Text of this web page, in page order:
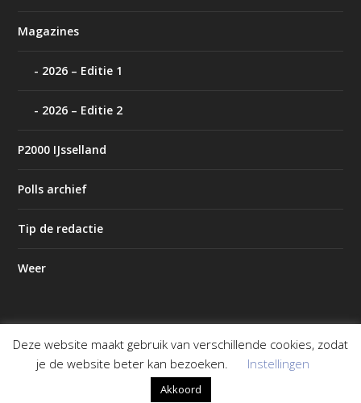
Magazines
2026 – Editie 1
2026 – Editie 2
P2000 IJsselland
Polls archief
Tip de redactie
Weer
Ontworpen doorElegant Themes | Mogelijk gemaakt door
WordPress
Deze website maakt gebruik van verschillende cookies, zodat
je de website beter kan bezoeken.
Instellingen
Akkoord